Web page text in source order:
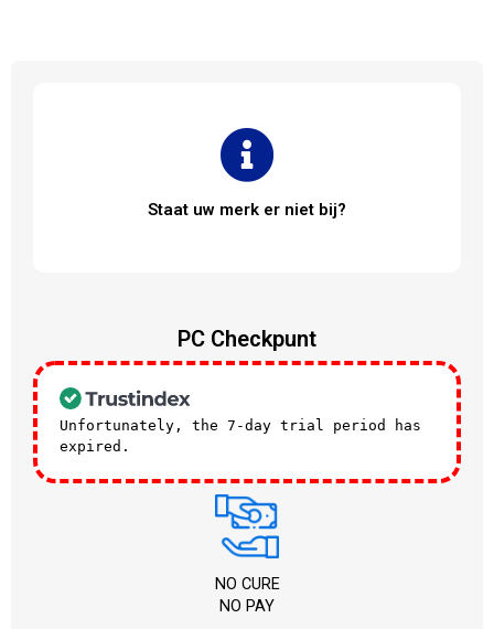
Staat uw merk er niet bij?
PC Checkpunt
Unfortunately, the 7-day trial period has
expired.
NO CURE
NO PAY